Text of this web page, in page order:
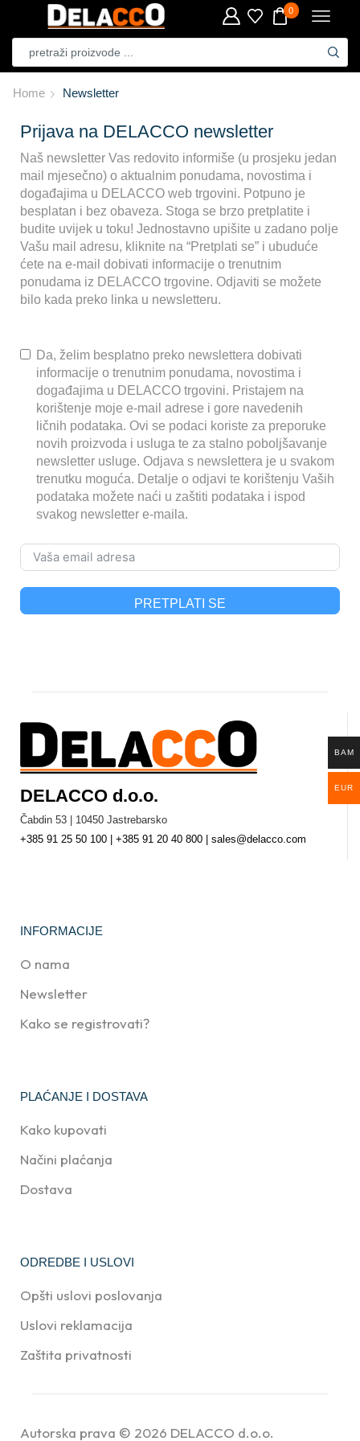
0
Home Newsletter
Prijava na DELACCO newsletter
Naš newsletter Vas redovito informiše (u prosjeku jedan
mail mjesečno) o aktualnim ponudama, novostima i
događajima u DELACCO web trgovini. Potpuno je
besplatan i bez obaveza. Stoga se brzo pretplatite i
budite uvijek u toku! Jednostavno upišite u zadano polje
Vašu mail adresu, kliknite na “Pretplati se” i ubuduće
ćete na e-mail dobivati informacije o trenutnim
ponudama iz DELACCO trgovine. Odjaviti se možete
bilo kada preko linka u newsletteru.
Da, želim besplatno preko newslettera dobivati
informacije o trenutnim ponudama, novostima i
događajima u DELACCO trgovini. Pristajem na
korištenje moje e-mail adrese i gore navedenih
ličnih podataka. Ovi se podaci koriste za preporuke
novih proizvoda i usluga te za stalno poboljšavanje
newsletter usluge. Odjava s newslettera je u svakom
trenutku moguća. Detalje o odjavi te korištenju Vaših
podataka možete naći u zaštiti podataka i ispod
svakog newsletter e-maila.
PRETPLATI SE
DELACCO d.o.o.
Čabdin 53 | 10450 Jastrebarsko
+385 91 25 50 100 | +385 91 20 40 800 | sales@delacco.com
INFORMACIJE
O nama
Newsletter
Kako se registrovati?
PLAĆANJE I DOSTAVA
Kako kupovati
Načini plaćanja
Dostava
ODREDBE I USLOVI
Opšti uslovi poslovanja
Uslovi reklamacija
Zaštita privatnosti
Autorska prava © 2026 DELACCO d.o.o.
BAM
EUR